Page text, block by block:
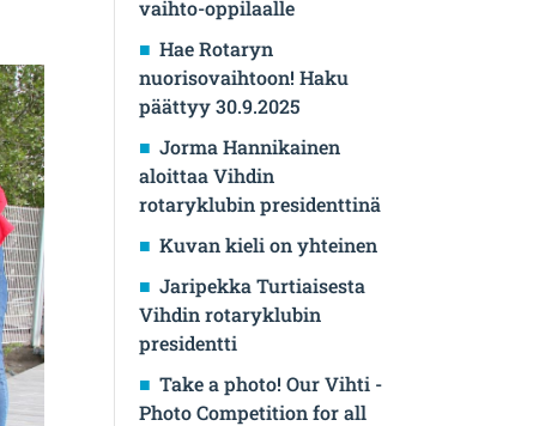
vaihto-oppilaalle
Hae Rotaryn
nuorisovaihtoon! Haku
päättyy 30.9.2025
Jorma Hannikainen
aloittaa Vihdin
rotaryklubin presidenttinä
Kuvan kieli on yhteinen
Jaripekka Turtiaisesta
Vihdin rotaryklubin
presidentti
Take a photo! Our Vihti -
Photo Competition for all